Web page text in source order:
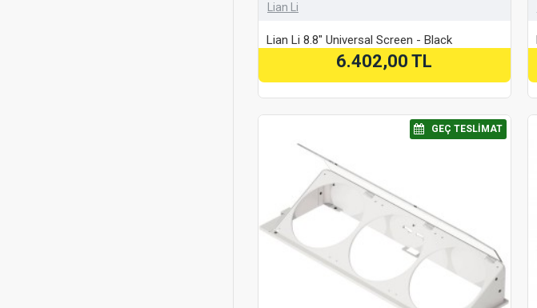
Lian Li
Lian Li 8.8" Universal Screen - Black
6.402,00 TL
⠀GEÇ TESLIMAT